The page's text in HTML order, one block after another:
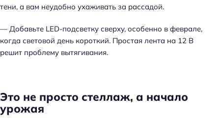
тени, а вам неудобно ухаживать за рассадой.
— Добавьте LED-подсветку сверху, особенно в феврале,
когда световой день короткий. Простая лента на 12 В
решит проблему вытягивания.
Это не просто стеллаж, а начало
урожая